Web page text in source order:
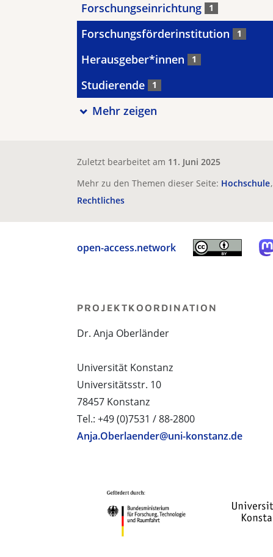
Forschungseinrichtung 1
Forschungsförderinstitution 1
Herausgeber*innen 1
Studierende 1
Mehr zeigen
Zuletzt bearbeitet am 11. Juni 2025
Mehr zu den Themen dieser Seite: Hochschule
Rechtliches
open-access.network
PROJEKTKOORDINATION
Dr. Anja Oberländer
Universität Konstanz
Universitätsstr. 10
78457 Konstanz
Tel.: +49 (0)7531 / 88-2800
Anja.Oberlaender@uni-konstanz.de